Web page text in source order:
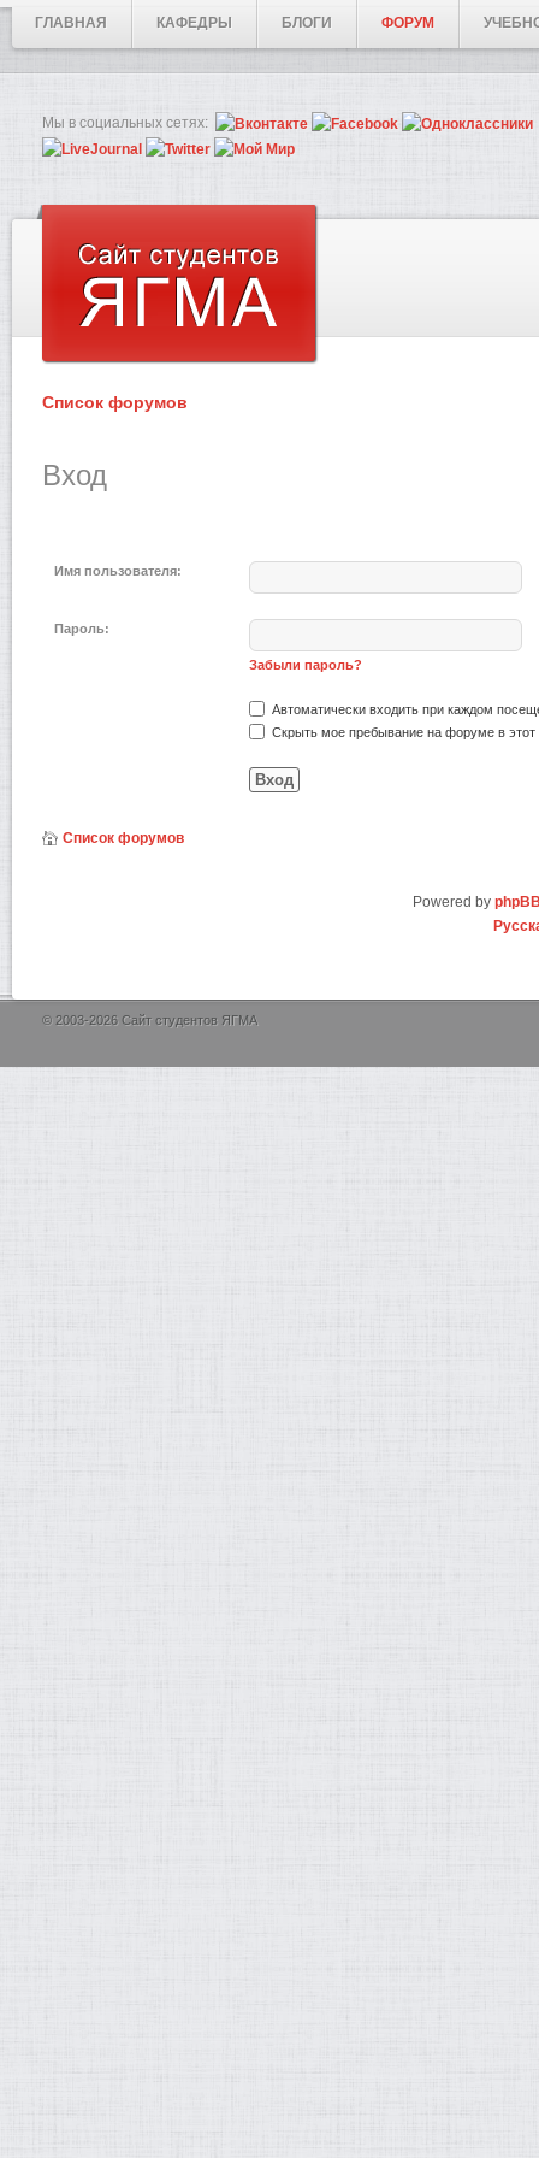
ГЛАВНАЯ КАФЕДРЫ БЛОГИ ФОРУМ
Мы в социальных сетях:
Список форумов
Вход
Имя пользователя:
Пароль:
Забыли пароль?
Автоматически входить при каждом
Скрыть мое пребывание на форуме в этот
Список форумов
Powered by
© 2003-2026 Сайт студентов ЯГМА